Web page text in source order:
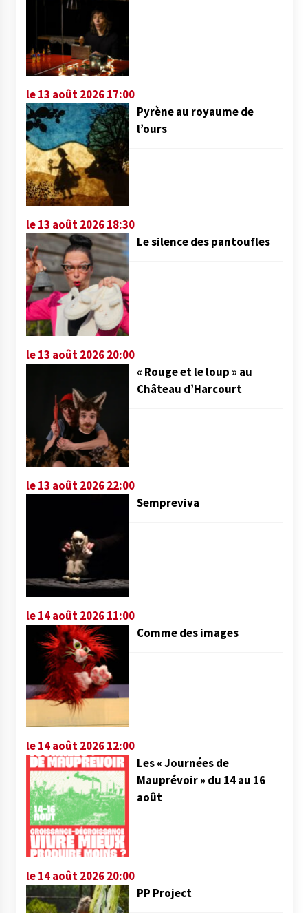
le 13 août 2026 17:00
Pyrène au royaume de
l’ours
le 13 août 2026 18:30
Le silence des pantoufles
le 13 août 2026 20:00
« Rouge et le loup » au
Château d’Harcourt
le 13 août 2026 22:00
Sempreviva
le 14 août 2026 11:00
Comme des images
le 14 août 2026 12:00
Les « Journées de
Mauprévoir » du 14 au 16
août
le 14 août 2026 20:00
PP Project